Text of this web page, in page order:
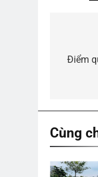
Điểm
Cùng